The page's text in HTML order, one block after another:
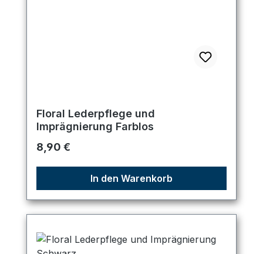
Floral Lederpflege und
Imprägnierung Farblos
Regulärer Preis:
8,90 €
In den Warenkorb